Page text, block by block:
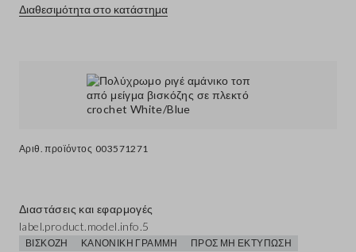
Αριθ. προϊόντος 003571271
Διαθεσιμότητα στο κατάστημα
Διαστάσεις και εφαρμογές
label.product.model.info.5
ΒΙΣΚΌΖΗ ΚΑΝΟΝΙΚΉ ΓΡΑΜΜΉ ΠΡΟΣ ΜΗ ΕΚΤΎΠΩΣΗ